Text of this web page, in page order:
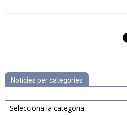
Notícies per categories
Notícies
per